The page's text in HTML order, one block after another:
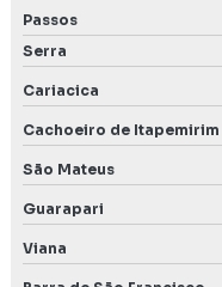
Licenciamento
Licenciamento
perigosos
Meio biótico
Monitoramento da
Passos
Serra
Cariacica
Cachoeiro de Itapemirim
São Mateus
Guarapari
Viana